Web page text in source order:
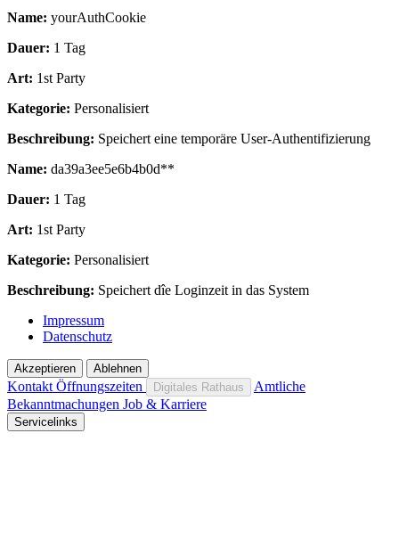
Name: yourAuthCookie
Dauer: 1 Tag
Art: 1st Party
Kategorie: Personalisiert
Beschreibung: Speichert eine temporäre User-Authentifizierung
Name: da39a3ee5e6b4b0d**
Dauer: 1 Tag
Art: 1st Party
Kategorie: Personalisiert
Beschreibung: Speichert dîe Loginzeit in das System
Impressum
Datenschutz
Akzeptieren Ablehnen
Kontakt Öffnungszeiten Digitales Rathaus
Amtliche
Bekanntmachungen Job & Karriere
Servicelinks